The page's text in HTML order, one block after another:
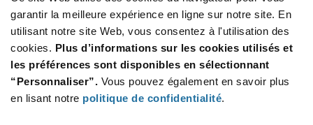
garantir la meilleure expérience en ligne sur notre site. En
utilisant notre site Web, vous consentez à l'utilisation des
cookies. Plus d’informations sur les cookies utilisés et
les préférences sont disponibles en sélectionnant
“Personnaliser”. Vous pouvez également en savoir plus
en lisant notre politique de confidentialité.
section
Qté: 700+ / Prix unitaire: $0.845 / Stock: 0
Qté: 700+ / Prix unitaire: $0.845 / Stock: 0
Product